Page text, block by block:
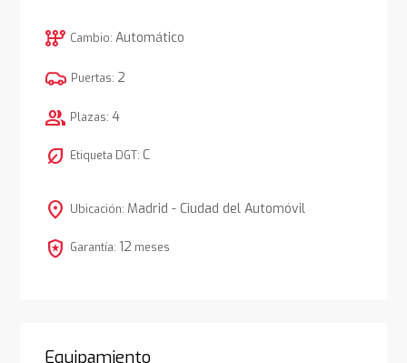
auto_transmission Cambio: Automático
Puertas: 2
group Plazas: 4
nest_eco_leaf Etiqueta DGT: C
location_on Ubicación: Madrid - Ciudad del Automóvil
local_police Garantía: 12 meses
Equipamiento